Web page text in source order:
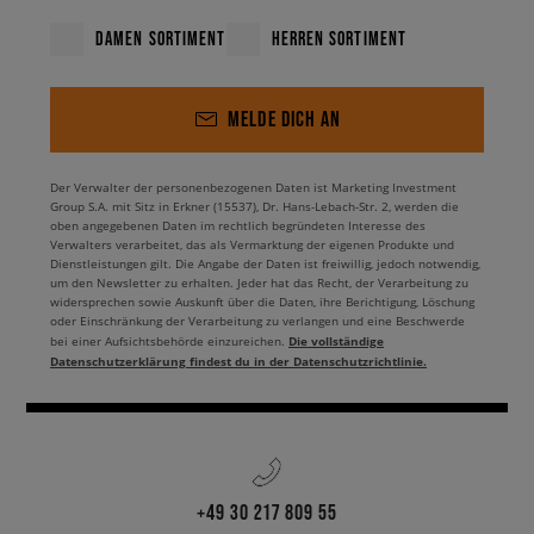
Zwischenraum an. Damit bekommst du eine klassische Sandale mit
Wenn du ein Fan der Marke mit dem Baum im Logo bist, dann schau dir
die Timberland Adley Wall Sandale mit einer markant geformten,
besonders auffällig - nicht nur mit der Sohle, sondern auch mit dem
Gesamtdesign.
Zu was trägt man Damensandalen?
Sommerschuhe, wie Sandalen oderDamen Badeschuhe, sind eine gute
Wahl, die sich in einer Vielzahl von Situationen bewähren. Sie sind eine
gute Wahl für die Arbeit, die Uni, Treffen mit Freunden oder einen
Ausflug in die Stadt. Sie sind perfekt für warme Tage, an denen die Hitze
vom Himmel strömt und du deinen Füßen etwas mehr Atmungsaktivität
Ausflügen tragen und dabei deinen Stil unterstreichen. Wozu passen sie
Crop Top. So entsteht ein leichter Sommerlook. Du bevorzugst einen
DAMEN SORTIMENT HERREN SORTIMENT
MELDE DICH AN
Der Verwalter der personenbezogenen Daten ist Marketing Investment
Group S.A. mit Sitz in Erkner (15537), Dr. Hans-Lebach-Str. 2, werden die
oben angegebenen Daten im rechtlich begründeten Interesse des
Verwalters verarbeitet, das als Vermarktung der eigenen Produkte und
Dienstleistungen gilt. Die Angabe der Daten ist freiwillig, jedoch notwendig,
um den Newsletter zu erhalten. Jeder hat das Recht, der Verarbeitung zu
widersprechen sowie Auskunft über die Daten, ihre Berichtigung, Löschung
oder Einschränkung der Verarbeitung zu verlangen und eine Beschwerde
bei einer Aufsichtsbehörde einzureichen. Die vollständige
Datenschutzerklärung findest du in der Datenschutzrichtlinie.
+49 30 217 809 55